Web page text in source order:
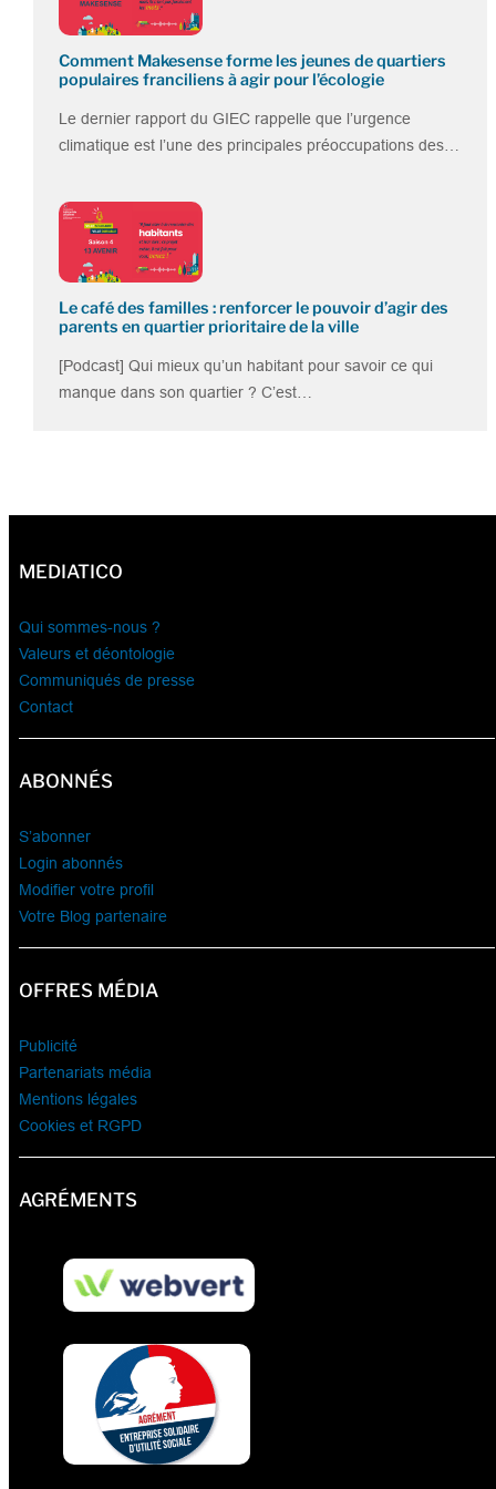
Comment Makesense forme les jeunes de quartiers
populaires franciliens à agir pour l’écologie
Le dernier rapport du GIEC rappelle que l’urgence
climatique est l’une des principales préoccupations des…
Le café des familles : renforcer le pouvoir d’agir des
parents en quartier prioritaire de la ville
[Podcast] Qui mieux qu’un habitant pour savoir ce qui
manque dans son quartier ? C’est…
MEDIATICO
Qui sommes-nous ?
Valeurs et déontologie
Communiqués de presse
Contact
ABONNÉS
S’abonner
Login abonnés
Modifier votre profil
Votre Blog partenaire
OFFRES MÉDIA
Publicité
Partenariats média
Mentions légales
Cookies et RGPD
AGRÉMENTS